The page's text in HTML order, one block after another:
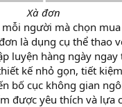
Xà đơn
mỗi người mà chọn
là dụng cụ thể thao
luyện hàng ngày ngay
kế nhỏ gọn, tiết
bố cục không gian
được yêu thích và lựa